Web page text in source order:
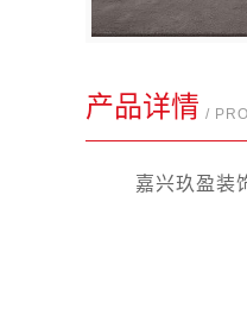
产品详情 /
嘉兴玖盈装